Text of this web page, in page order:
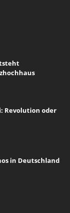
Revolution oder
in Deutschland